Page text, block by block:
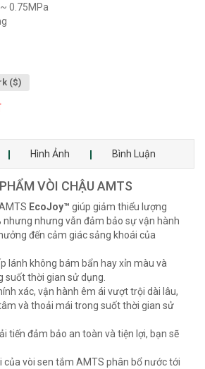
0.75MPa
($)
Hình Ảnh Bình Luận
VÒI CHẬU AMTS
EcoJoy™ giúp giảm thiểu lượng
nhưng nhưng vẫn đảm bảo sự vận hành
đến cảm giác sảng khoái của
lánh không bám bẩn hay xỉn màu và
thời gian sử dụng.
xác, vận hành êm ái vượt trội dài lâu,
và thoải mái trong suốt thời gian sử
tiến đảm bảo an toàn và tiện lợi, bạn sẽ
của vòi sen tắm AMTS phân bổ nước tới